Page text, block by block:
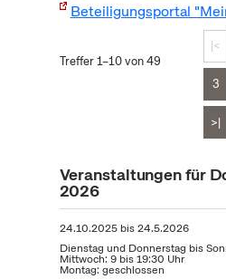
Beteiligungsportal
Treffer 1–10 von 49
|<
3
>|
Veranstaltungen für
2026
24.10.2025bis24.5.2026
Dienstag und Donnerstag bis
Mittwoch: 9 bis 19:30 Uhr
Montag: geschlossen